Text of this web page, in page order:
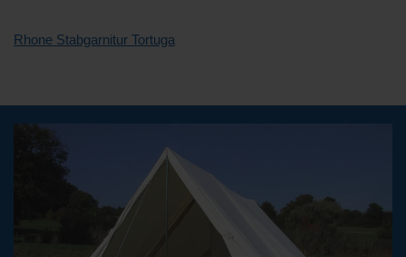
Rhone Stabgarnitur Tortuga